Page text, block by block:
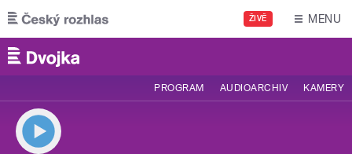
Přejít k hlavnímu obsahu
ŽIVĚ MENU
PROGRAM AUDIOARCHIV KAMERY